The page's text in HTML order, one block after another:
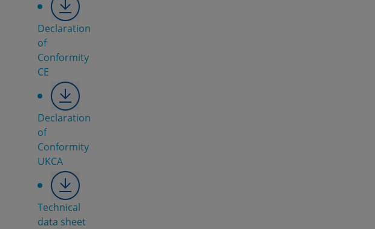
Declaration
of
Conformity
CE
Declaration
of
Conformity
UKCA
Technical
data sheet